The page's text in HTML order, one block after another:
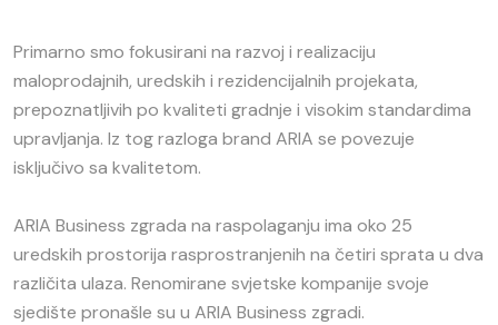
Primarno smo fokusirani na razvoj i realizaciju
maloprodajnih, uredskih i rezidencijalnih projekata,
prepoznatljivih po kvaliteti gradnje i visokim standardima
upravljanja. Iz tog razloga brand ARIA se povezuje
isključivo sa kvalitetom.
ARIA Business zgrada na raspolaganju ima oko 25
uredskih prostorija rasprostranjenih na četiri sprata u dva
različita ulaza. Renomirane svjetske kompanije svoje
sjedište pronašle su u ARIA Business zgradi.